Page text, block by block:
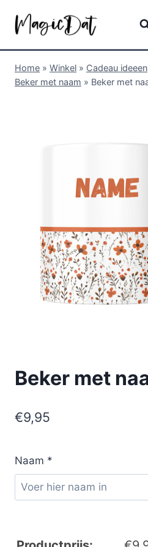
Home » Winkel » Cadeau ideeen
Beker met naam » Beker met
Beker met
€9,95
Naam *